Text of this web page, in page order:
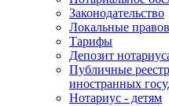
Законодательство
Локальные
Тарифы
Депозит
Публичные
иностранных
Нотариус - детям